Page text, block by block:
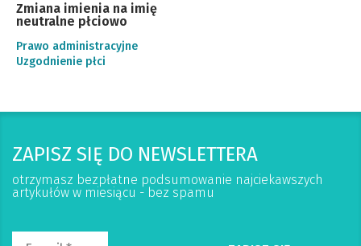
Zmiana imienia na imię
neutralne płciowo
Prawo administracyjne
Uzgodnienie płci
ZAPISZ SIĘ DO NEWSLETTERA
otrzymasz bezpłatne podsumowanie najciekawszych
artykułów w miesiącu - bez spamu